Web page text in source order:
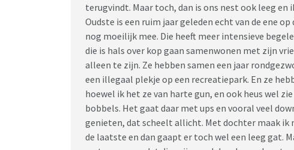
terugvindt. Maar toch, dan is ons nest ook leeg en
Oudste is een ruim jaar geleden echt van de ene
nog moeilijk mee. Die heeft meer intensieve
die is hals over kop gaan samenwonen met zijn
alleen te zijn. Ze hebben samen een jaar
een illegaal plekje op een recreatiepark. En ze
hoewel ik het ze van harte gun, en ook heus wel
bobbels. Het gaat daar met ups en vooral veel
genieten, dat scheelt allicht. Met dochter maak ik
de laatste en dan gaapt er toch wel een leeg gat.